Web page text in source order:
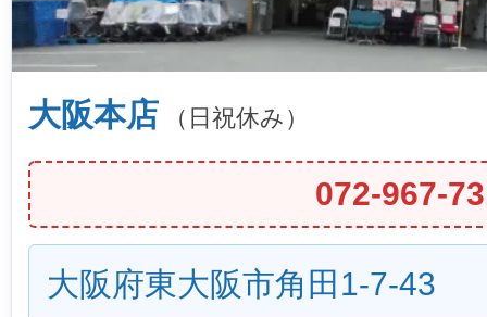
大阪本店 （日祝休み）
072-967-
大阪府東大阪市角田1-7-43